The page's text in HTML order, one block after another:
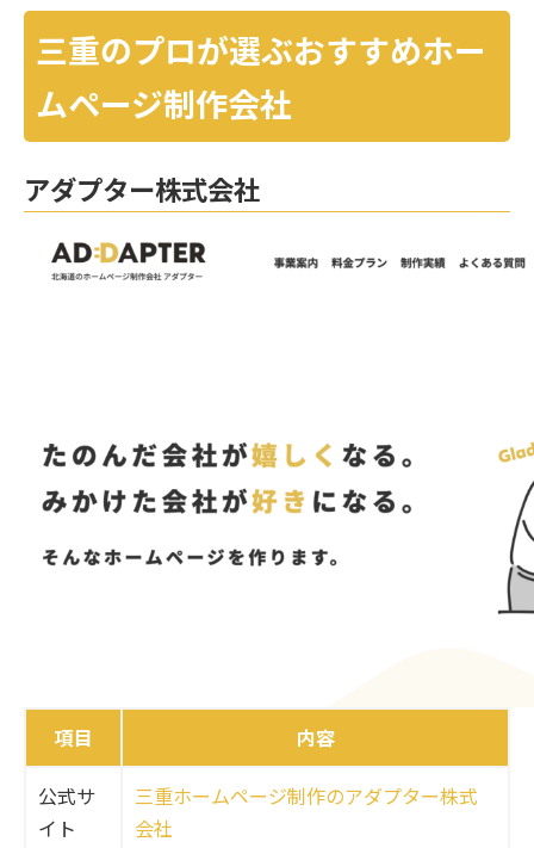
三重のプロが選ぶおすすめホー
ムページ制作会社
アダプター株式会社
項目 内容
公式サ
イト
三重ホームページ制作のアダプター株式
会社